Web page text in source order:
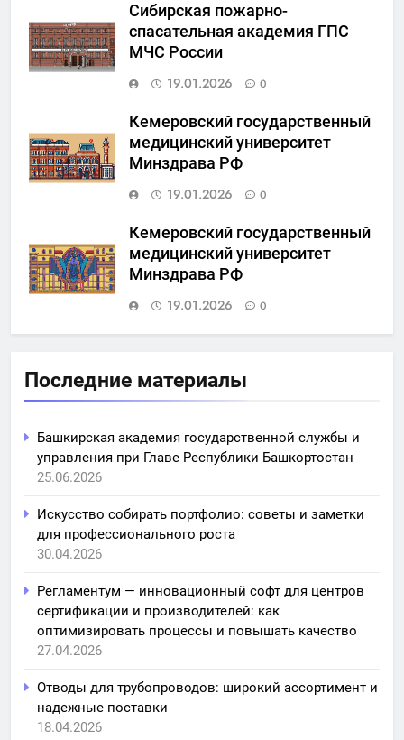
Сибирская пожарно-
спасательная академия ГПС
МЧС России
19.01.2026
0
Кемеровский государственный
медицинский университет
Минздрава РФ
19.01.2026
0
Кемеровский государственный
медицинский университет
Минздрава РФ
19.01.2026
0
Последние материалы
Башкирская академия государственной службы и
управления при Главе Республики Башкортостан
25.06.2026
Искусство собирать портфолио: советы и заметки
для профессионального роста
30.04.2026
Регламентум — инновационный софт для центров
сертификации и производителей: как
оптимизировать процессы и повышать качество
27.04.2026
Отводы для трубопроводов: широкий ассортимент и
надежные поставки
18.04.2026